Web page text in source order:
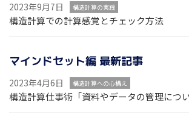
2023年9月7日 構造計算の実践
構造計算での計算感覚とチェック方法
マインドセット編 最新記事
2023年4月6日 構造計算への心構え
構造計算仕事術「資料やデータの管理につい